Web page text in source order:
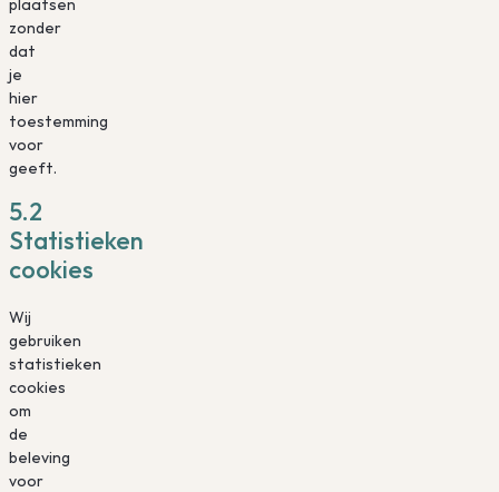
plaatsen
zonder
dat
je
hier
toestemming
voor
geeft.
5.2
Statistieken
cookies
Wij
gebruiken
statistieken
cookies
om
de
beleving
voor